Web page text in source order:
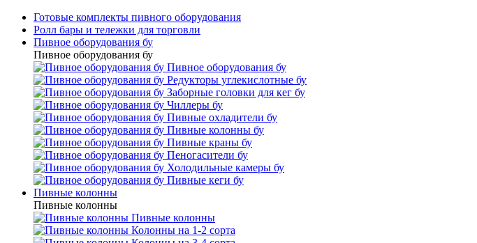
Готовые комплекты пивного оборудования
Ролл бары и тележки для торговли
Пивное оборудования бу
Пивное оборудования бу
Пивное оборудования бу
Редукторы углекислотные бу
Заборные головки для кег бу
Чиллеры бу
Пивные охладители бу
Пивные колонны бу
Пивные краны бу
Пеногасители бу
Холодильные камеры бу
Пивные кеги бу
Пивные колонны
Пивные колонны
Пивные колонны
Колонны на 1-2 сорта